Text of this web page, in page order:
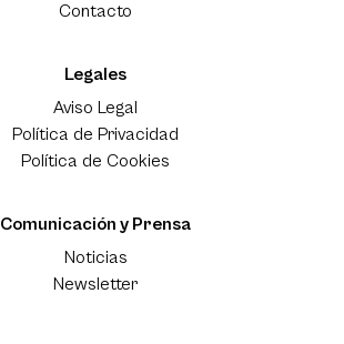
Contacto
Legales
Aviso Legal
Política de Privacidad
Política de Cookies
Comunicación y Prensa
Noticias
Newsletter